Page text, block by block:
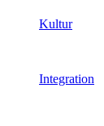
Kultur
Integration